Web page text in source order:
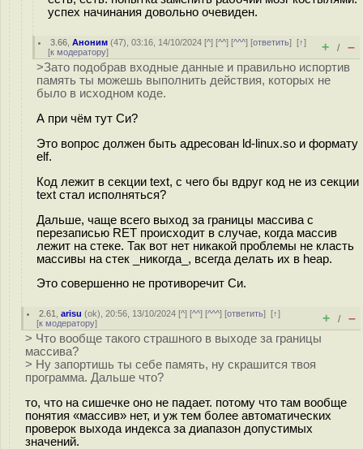
успех начинания довольно очевиден.
3.66 ,Аноним (47), 03:16, 14/10/2024 [^] [^^] [^^^] [ответить][↑]
[к модератору] + / –
>Зато подобрав входные данные и правильно испортив
память ты можешь выполнить действия, которых не
было в исходном коде.
А при чём тут Си?
Это вопрос должен быть адресован ld-linux.so и формату
elf.
Код лежит в секции text, с чего бы вдруг код не из секции
text стал исполняться?
Дальше, чаще всего выход за границы массива с
перезаписью RET происходит в случае, когда массив
лежит на стеке. Так вот нет никакой проблемы не класть
массивы на стек _никогда_, всегда делать их в heap.
Это совершенно не противоречит Си.
2.61 ,arisu (ok), 20:56, 13/10/2024 [^] [^^] [^^^] [ответить][↑]
[к модератору] + / –
> Что вообще такого страшного в выходе за границы
массива?
> Ну запортишь ты себе память, ну скрашится твоя
программа. Дальше что?
то, что на сишечке оно не падает. потому что там вообще
понятия «массив» нет, и уж тем более автоматических
проверок выхода индекса за диапазон допустимых
значений.